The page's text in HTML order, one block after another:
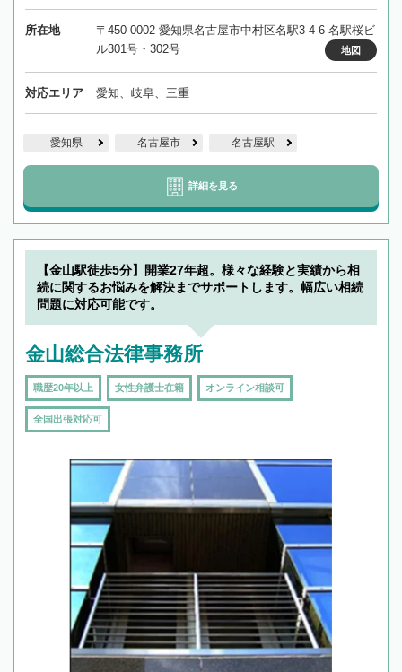
所在地
〒450-0002 愛知県名古屋市中村区名駅3-4-6 名駅桜ビ
ル301号・302号
地図
対応エリア 愛知、岐阜、三重
愛知県 名古屋市 名古屋駅
詳細を見る
【金山駅徒歩5分】開業27年超。様々な経験と実績から相
続に関するお悩みを解決までサポートします。幅広い相続
問題に対応可能です。
金山総合法律事務所
職歴20年以上 女性弁護士在籍 オンライン相談可
全国出張対応可